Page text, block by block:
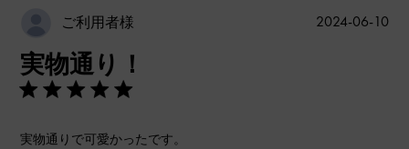
ご利用者様
実物通り！
実物通りで可愛かったです。
公
2024-06-10